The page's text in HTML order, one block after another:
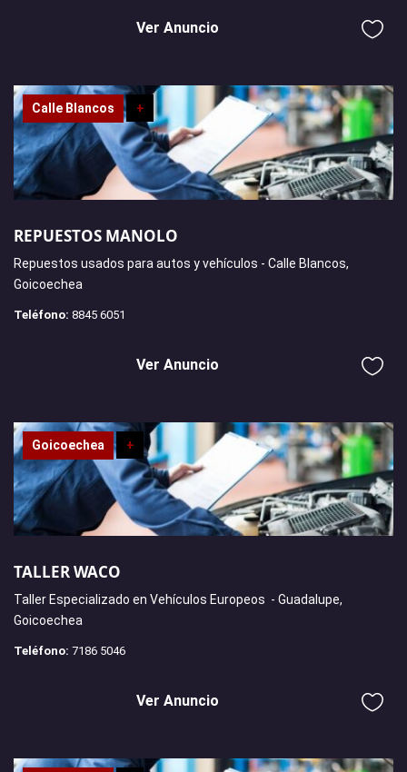
Ver Anuncio
Calle Blancos +
REPUESTOS MANOLO
Repuestos usados para autos y vehículos - Calle Blancos,
Goicoechea
Teléfono: 8845 6051
Ver Anuncio
Goicoechea +
TALLER WACO
Taller Especializado en Vehículos Europeos - Guadalupe,
Goicoechea
Teléfono: 7186 5046
Ver Anuncio